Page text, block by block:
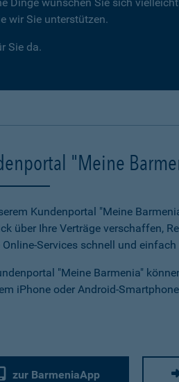
wir Sie unterstützen.
Sie da.
"Meine
Kundenportal "Meine
über Ihre Verträge verschaffen,
Online-Services schnell und einfach
"Meine Barmenia"
iPhone oder Android-
zur BarmeniaApp